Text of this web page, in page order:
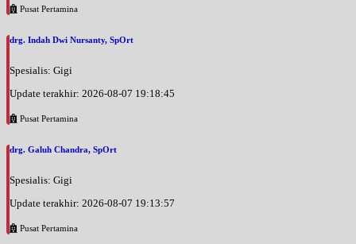
Pusat Pertamina
drg. Indah Dwi Nursanty, SpOrt
Spesialis: Gigi
Update terakhir: 2026-08-07 19:18:45
Pusat Pertamina
drg. Galuh Chandra, SpOrt
Spesialis: Gigi
Update terakhir: 2026-08-07 19:13:57
Pusat Pertamina